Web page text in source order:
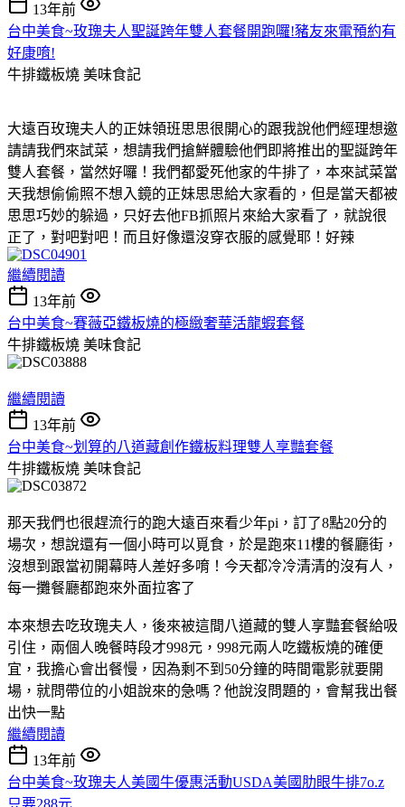
13年前
台中美食~玫瑰夫人聖誕跨年雙人套餐開跑囉!豬友來電預約有
好康唷!
牛排鐵板燒 美味食記
大遠百玫瑰夫人的正妹領班思思很開心的跟我說他們經理想邀
請請我們來試菜，想請我們搶鮮體驗他們即將推出的聖誕跨年
雙人套餐，當然好囉！我們都愛死他家的牛排了，本來試菜當
天我想偷偷照不想入鏡的正妹思思給大家看的，但是當天都被
思思巧妙的躲過，只好去他FB抓照片來給大家看了，就說很
正了，對吧對吧！而且好像還沒穿衣服的感覺耶！好辣
繼續閱讀
13年前
台中美食~賽薇亞鐵板燒的極緻奢華活龍蝦套餐
牛排鐵板燒 美味食記
繼續閱讀
13年前
台中美食~划算的八道藏創作鐵板料理雙人享豔套餐
牛排鐵板燒 美味食記
那天我們也很趕流行的跑大遠百來看少年pi，訂了8點20分的
場次，想說還有一個小時可以覓食，於是跑來11樓的餐廳街，
沒想到跟當初開幕時人差好多唷！今天都冷冷清清的沒有人，
每一攤餐廳都跑來外面拉客了
本來想去吃玫瑰夫人，後來被這間八道藏的雙人享豔套餐給吸
引住，兩個人晚餐時段才998元，998元兩人吃鐵板燒的確便
宜，我擔心會出餐慢，因為剩不到50分鐘的時間電影就要開
場，就問帶位的小姐說來的急嗎？他說沒問題的，會幫我出餐
出快一點
繼續閱讀
13年前
台中美食~玫瑰夫人美國牛優惠活動USDA美國肋眼牛排7o.z
只要288元